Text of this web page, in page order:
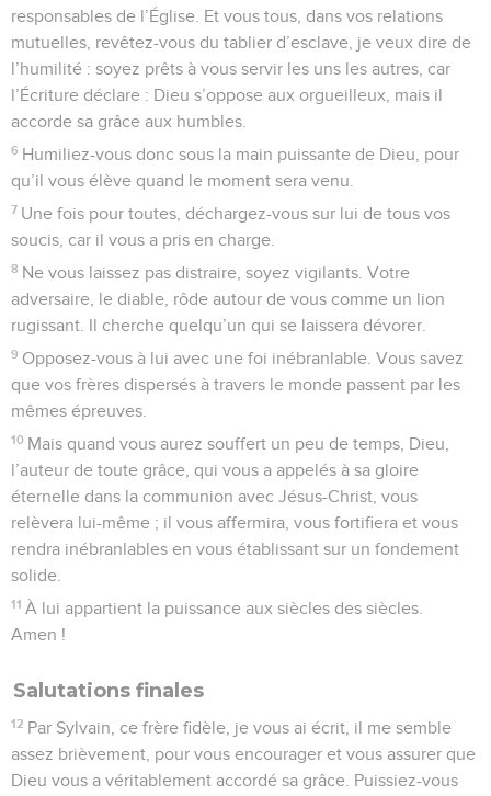
responsables de l’Église. Et vous tous, dans vos relations
mutuelles, revêtez-vous du tablier d’esclave, je veux dire de
l’humilité : soyez prêts à vous servir les uns les autres, car
l’Écriture déclare : Dieu s’oppose aux orgueilleux, mais il
accorde sa grâce aux humbles.
6 Humiliez-vous donc sous la main puissante de Dieu, pour
qu’il vous élève quand le moment sera venu.
7 Une fois pour toutes, déchargez-vous sur lui de tous vos
soucis, car il vous a pris en charge.
8 Ne vous laissez pas distraire, soyez vigilants. Votre
adversaire, le diable, rôde autour de vous comme un lion
rugissant. Il cherche quelqu’un qui se laissera dévorer.
9 Opposez-vous à lui avec une foi inébranlable. Vous savez
que vos frères dispersés à travers le monde passent par les
mêmes épreuves.
10 Mais quand vous aurez souffert un peu de temps, Dieu,
l’auteur de toute grâce, qui vous a appelés à sa gloire
éternelle dans la communion avec Jésus-Christ, vous
relèvera lui-même ; il vous affermira, vous fortifiera et vous
rendra inébranlables en vous établissant sur un fondement
solide.
11 À lui appartient la puissance aux siècles des siècles.
Amen !
Salutations finales
12 Par Sylvain, ce frère fidèle, je vous ai écrit, il me semble
assez brièvement, pour vous encourager et vous assurer que
Dieu vous a véritablement accordé sa grâce. Puissiez-vous